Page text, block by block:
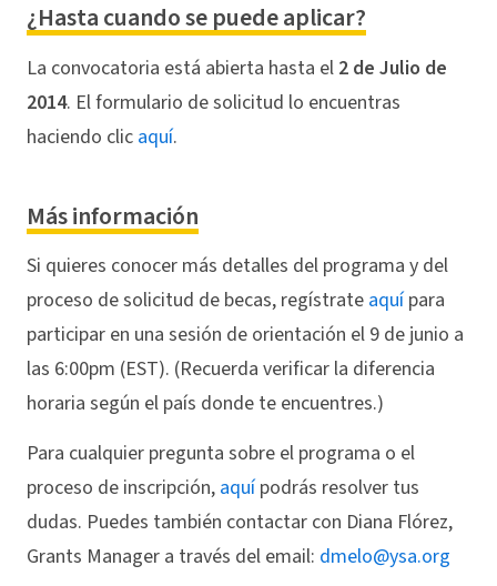
¿Hasta cuando se puede aplicar?
La convocatoria está abierta hasta el 2 de Julio de
2014. El formulario de solicitud lo encuentras
haciendo clic aquí.
Más información
Si quieres conocer más detalles del programa y del
proceso de solicitud de becas, regístrate aquípara
participar en una sesión de orientación el 9 de junio a
las 6:00pm (EST). (Recuerda verificar la diferencia
horaria según el país donde te encuentres.)
Para cualquier pregunta sobre el programa o el
proceso de inscripción, aquípodrás resolver tus
dudas. Puedes también contactar con Diana Flórez,
Grants Manager a través del email: dmelo@ysa.org